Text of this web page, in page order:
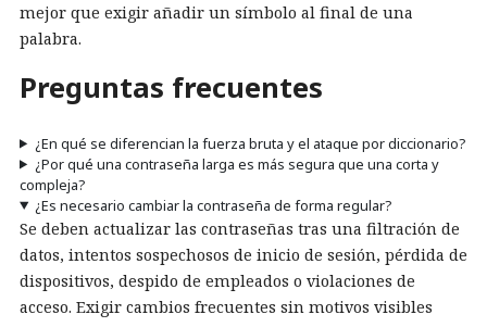
mejor que exigir añadir un símbolo al final de una
palabra.
Preguntas frecuentes
¿En qué se diferencian la fuerza bruta y el ataque por diccionario?
¿Por qué una contraseña larga es más segura que una corta y
compleja?
¿Es necesario cambiar la contraseña de forma regular?
Se deben actualizar las contraseñas tras una filtración de
datos, intentos sospechosos de inicio de sesión, pérdida de
dispositivos, despido de empleados o violaciones de
acceso. Exigir cambios frecuentes sin motivos visibles